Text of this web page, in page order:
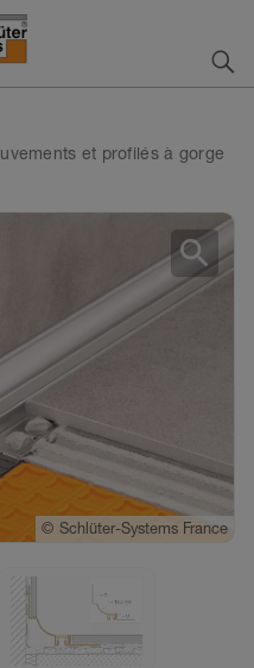
et profilés à gorge
© Schlüter-Systems France
© Schlüter-Systems France
search